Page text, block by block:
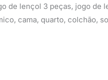
de lençol 3 peças, jogo de
cama, quarto, colchão,